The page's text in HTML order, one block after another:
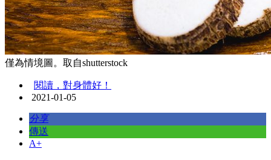
僅為情境圖。取自shutterstock
閱讀，對身體好！
2021-01-05
分享
傳送
A+